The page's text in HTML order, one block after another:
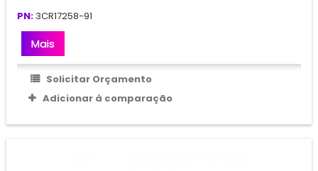
PN: 3CR17258-91
Mais
Solicitar Orçamento
Adicionar à comparação